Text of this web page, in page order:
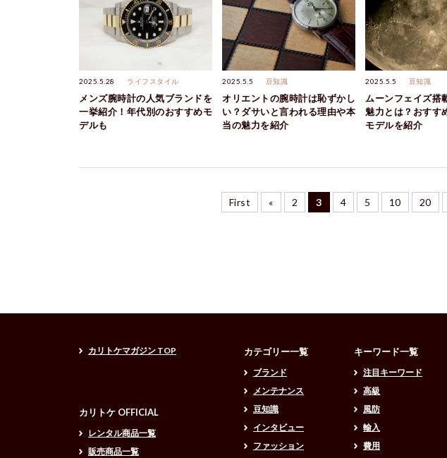
2025.5.28 ライフスタイル
メンズ腕時計の人気ブランドを
一挙紹介！年代別のおすすめモ
デルも
2025.5.5 豆知識
オリエントの腕時計は恥ずかし
い？ダサいと言われる理由や本
当の魅力を紹介
2025.5.5 豆知識
ムーンフェイズ搭
魅力とは？おすす
モデルを紹介
First « 2 3 4 5 10 20
カリトケマガジン TOP
カリトケ OFFICIAL
レンタル商品一覧
販売商品一覧
カテゴリー一覧
ブランド
メンテナンス
豆知識
インタビュー
ファッション
キーワード一覧
注目キーワード
高級
風防
輸入
費用